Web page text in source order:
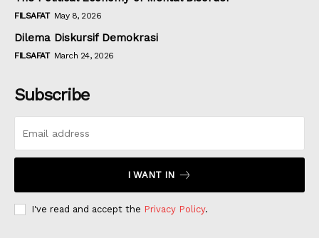
FILSAFAT May 8, 2026
Dilema Diskursif Demokrasi
FILSAFAT March 24, 2026
Subscribe
I WANT IN
I've read and accept the Privacy Policy.